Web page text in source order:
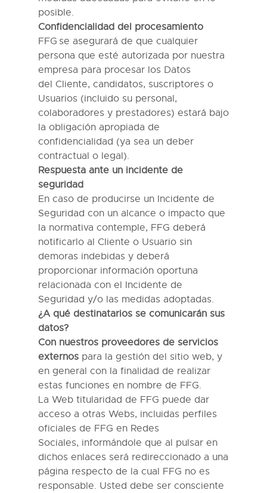
posible.
Confidencialidad del procesamiento
FFG se asegurará de que cualquier
persona que esté autorizada por nuestra
empresa para procesar los Datos
del Cliente, candidatos, suscriptores o
Usuarios (incluido su personal,
colaboradores y prestadores) estará bajo
la obligación apropiada de
confidencialidad (ya sea un deber
contractual o legal).
Respuesta ante un incidente de
seguridad
En caso de producirse un Incidente de
Seguridad con un alcance o impacto que
la normativa contemple, FFG deberá
notificarlo al Cliente o Usuario sin
demoras indebidas y deberá
proporcionar información oportuna
relacionada con el Incidente de
Seguridad y/o las medidas adoptadas.
¿A qué destinatarios se comunicarán sus
datos?
Con nuestros proveedores de servicios
externos para la gestión del sitio web, y
en general con la finalidad de realizar
estas funciones en nombre de FFG.
La Web titularidad de FFG puede dar
acceso a otras Webs, incluidas perfiles
oficiales de FFG en Redes
Sociales, informándole que al pulsar en
dichos enlaces será redireccionado a una
página respecto de la cual FFG no es
responsable. Usted debe ser consciente